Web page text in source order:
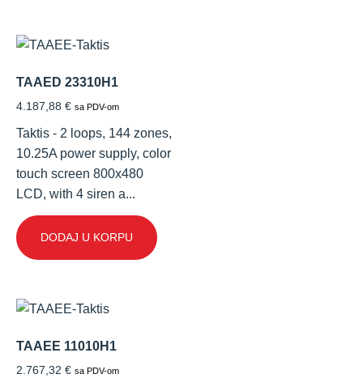
TAAED 23310H1
4.187,88 € sa PDV-om
Taktis - 2 loops, 144 zones,
10.25A power supply, color
touch screen 800x480
LCD, with 4 siren a...
DODAJ U KORPU
TAAEE 11010H1
2.767,32 € sa PDV-om